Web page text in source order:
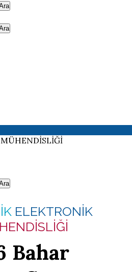
MÜHENDİSLİĞİ
ELEKTRONİK
Bahar